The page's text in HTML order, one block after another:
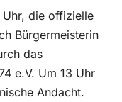
Uhr, die offizielle
Bürgermeisterin
das
e.V. Um 13 Uhr
Andacht.